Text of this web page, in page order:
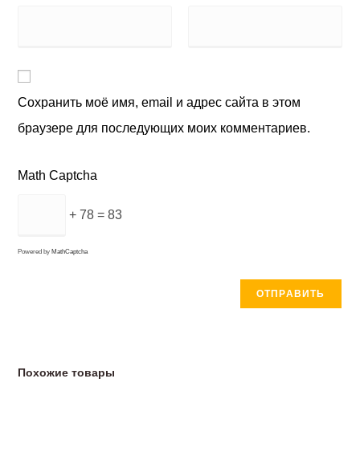
Сохранить моё имя, email и адрес сайта в этом
браузере для последующих моих комментариев.
Math Captcha
+ 78 = 83
Powered by MathCaptcha
Похожие товары